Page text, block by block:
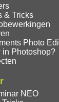
& Tricks
Photo
in Photoshop?
NEO